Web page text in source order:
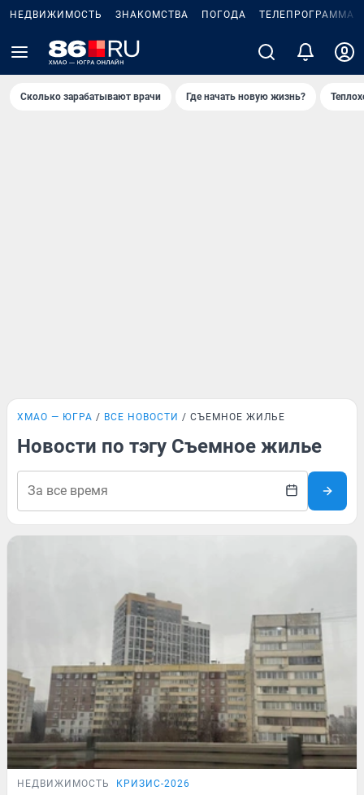
НЕДВИЖИМОСТЬ ЗНАКОМСТВА ПОГОДА ТЕЛЕПРОГРАММА
Сколько зарабатывают врачи Где начать новую жизнь?
ХМАО — ЮГРА ВСЕ НОВОСТИ СЪЕМНОЕ ЖИЛЬЕ
Новости по тэгу Съемное жилье
НЕДВИЖИМОСТЬ КРИЗИС-2026